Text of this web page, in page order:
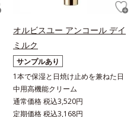
オルビスユー アンコール デイ
ミルク
サンプルあり
1本で保湿と日焼け止めを兼ねた日
中用高機能クリーム
通常価格 税込3,520円
定期価格 税込3,168円